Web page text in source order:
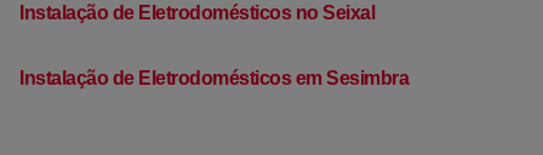
Instalação de Eletrodomésticos no Seixal
Instalação de Eletrodomésticos em Sesimbra